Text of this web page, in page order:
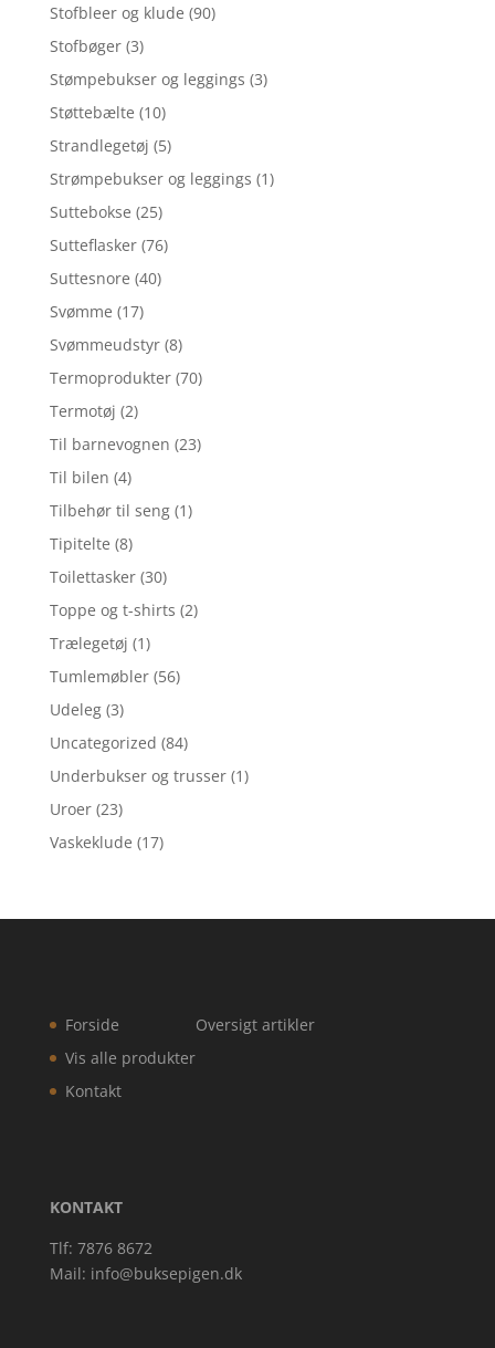
Stofbleer og klude (90)
Stofbøger (3)
Stømpebukser og leggings (3)
Støttebælte (10)
Strandlegetøj (5)
Strømpebukser og leggings (1)
Suttebokse (25)
Sutteflasker (76)
Suttesnore (40)
Svømme (17)
Svømmeudstyr (8)
Termoprodukter (70)
Termotøj (2)
Til barnevognen (23)
Til bilen (4)
Tilbehør til seng (1)
Tipitelte (8)
Toilettasker (30)
Toppe og t-shirts (2)
Trælegetøj (1)
Tumlemøbler (56)
Udeleg (3)
Uncategorized (84)
Underbukser og trusser (1)
Uroer (23)
Vaskeklude (17)
Forside
Vis alle produkter
Kontakt
Oversigt artikler
KONTAKT
Tlf: 7876 8672
Mail: info@buksepigen.dk